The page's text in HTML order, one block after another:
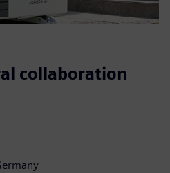
collaboration